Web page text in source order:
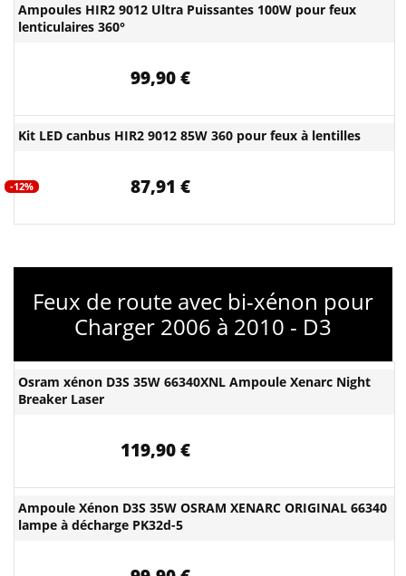
Ampoules HIR2 9012 Ultra Puissantes 100W pour feux
lenticulaires 360°
99,90 €
Kit LED canbus HIR2 9012 85W 360 pour feux à lentilles
-12% 87,91 €
Feux de route avec bi-xénon pour
Charger 2006 à 2010 - D3
Osram xénon D3S 35W 66340XNL Ampoule Xenarc Night
Breaker Laser
119,90 €
Ampoule Xénon D3S 35W OSRAM XENARC ORIGINAL 66340
lampe à décharge PK32d-5